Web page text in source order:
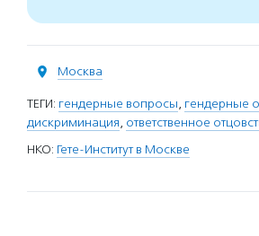
Москва
ТЕГИ: гендерные вопросы, гендерные
дискриминация, ответственное
НКО: Гете-Институт в Москве